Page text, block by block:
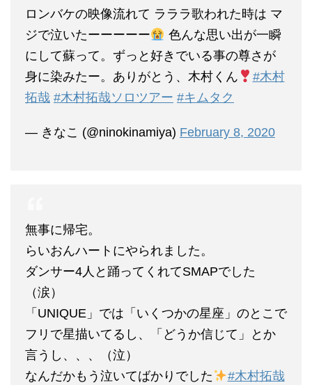
ロンバケの映像流れて ラララ歌われた時は マ
ジで泣いたーーーーー
色んな思い出が一瞬
にして蘇って。ずっと好きでいる事の尊さが
身に染みたー。ありがとう、木村くん
#木村
拓哉 #木村拓哉ソロツアー #キムタク
— きなこ (@ninokinamiya) February 8, 2020
無事に帰宅。
らいおんハートにやられました。
ダンサー4人と踊ってくれてSMAPでした
（涙）
「UNIQUE」では「いくつかの星座」のとこで
フリで星描いてるし、「どうか信じて」とか
言うし、、、（泣）
なんだかもう泣いてばかりでした
#木村拓哉